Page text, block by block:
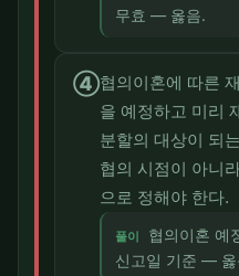
무효 — 옳음.
④협의이혼에 따른
을 예정하고 미리
분할의 대상이 되
협의 시점이 아니
으로 정해야 한다.
풀이
협의이혼 예
신고일 기준 — 옳